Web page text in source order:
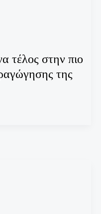
τέλος στην πιο
της